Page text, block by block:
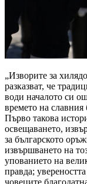
„Изворите за
разказват, че
води началото си
времето на
Първо такова
освещаването,
за българското
извършването на
упованието на
правда;
човеците